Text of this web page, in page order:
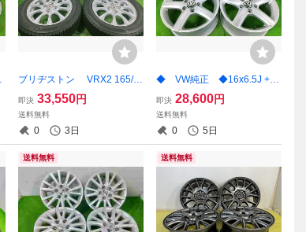
ブリヂストン VRX2 165/6
5R14 79Q 2022年 14x4.5J +
45 4穴-100 セット スタッド
レス 4本【宮城発 送料無料】
MYG-C17451
即決 33,550円
送料無料
0 3日
◆ VW純正 ◆16x6.5J +42
5穴 112 中古 アルミホイール
4本【宮城発 送料無料】MYG
-B13969
即決 28,600円
送料無料
0 5日
送料無料 送料無料